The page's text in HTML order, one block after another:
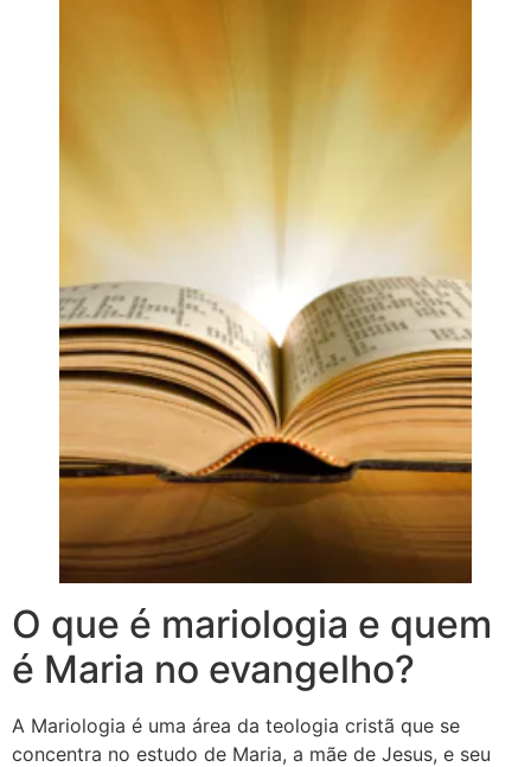
O que é mariologia e quem
é Maria no evangelho?
A Mariologia é uma área da teologia cristã que se
concentra no estudo de Maria, a mãe de Jesus, e seu